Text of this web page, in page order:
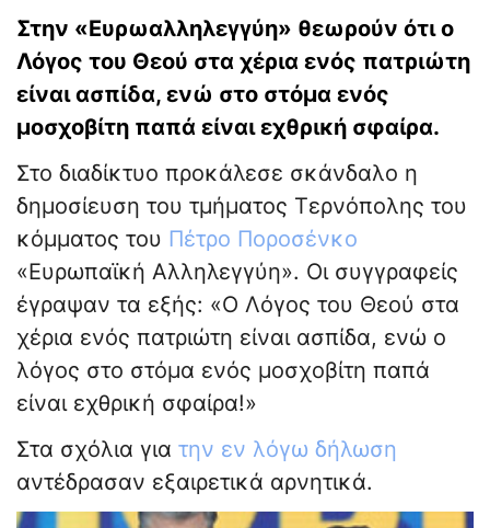
Στην «Ευρωαλληλεγγύη» θεωρούν ότι ο
Λόγος του Θεού στα χέρια ενός πατριώτη
είναι ασπίδα, ενώ στο στόμα ενός
μοσχοβίτη παπά είναι εχθρική σφαίρα.
Στο διαδίκτυο προκάλεσε σκάνδαλο η
δημοσίευση του τμήματος Τερνόπολης του
κόμματος του Πέτρο Ποροσένκο
«Ευρωπαϊκή Αλληλεγγύη». Οι συγγραφείς
έγραψαν τα εξής: «Ο Λόγος του Θεού στα
χέρια ενός πατριώτη είναι ασπίδα, ενώ ο
λόγος στο στόμα ενός μοσχοβίτη παπά
είναι εχθρική σφαίρα!»
Στα σχόλια για την εν λόγω δήλωση
αντέδρασαν εξαιρετικά αρνητικά.